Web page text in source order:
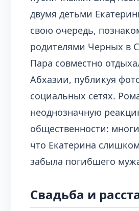
двумя детьми
свою очередь,
родителями Черных в
Пара совместно
Абхазии, публикуя
социальных сетях.
неоднозначную
общественности:
что Екатерина
забыла погибшего
Свадьба и